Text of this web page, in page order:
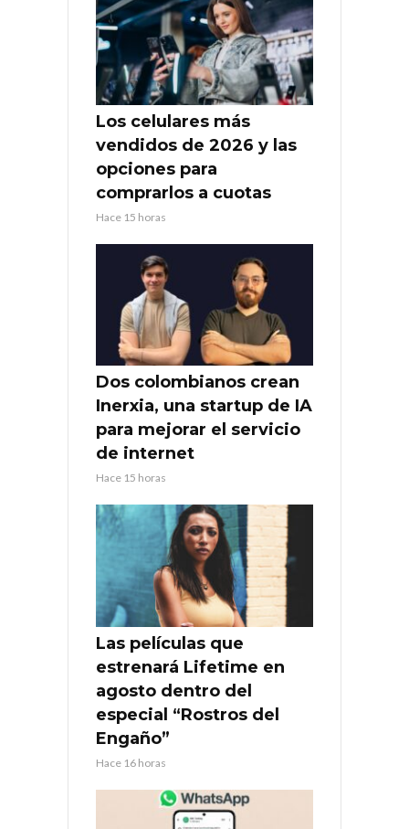
Los celulares más
vendidos de 2026 y las
opciones para
comprarlos a cuotas
Hace 15 horas
Dos colombianos crean
Inerxia, una startup de IA
para mejorar el servicio
de internet
Hace 15 horas
Las películas que
estrenará Lifetime en
agosto dentro del
especial “Rostros del
Engaño”
Hace 16 horas